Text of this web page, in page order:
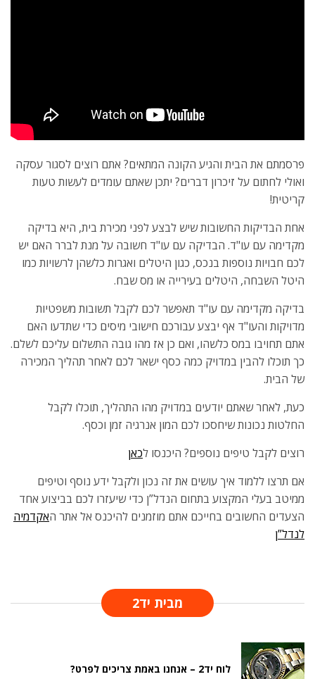
פרסמתם את הבית והגיע הקונה המתאים? אתם רוצים לסגור עסקה
ואולי לחתום על זיכרון דברים? יתכן שאתם עומדים לעשות טעות
קריטית!
אחת הבדיקות החשובות שיש לבצע לפני מכירת בית, היא בדיקה
מקדימה עם עו"ד. הבדיקה עם עו"ד חשובה על מנת לברר האם יש
לכם חבויות נוספות בנכס, כגון היטלים ואגרות כלשהן לרשויות כמו
היטל השבחה, היטלים בעירייה או מס שבח.
בדיקה מקדימה עם עו"ד תאפשר לכם לקבל תשובות משפטיות
מדויקות והעו"ד אף יבצע עבורכם חישובי מיסים כדי שתדעו האם
אתם תחויבו במס כלשהו, ואם כן אז מהו גובה התשלום עליכם לשלם.
כך תוכלו להבין במדויק כמה כסף ישאר לכם לאחר תהליך המכירה
של הבית.
כעת, לאחר שאתם יודעים במדויק מהו התהליך, תוכלו לקבל
החלטות נכונות שיחסכו לכם המון אנרגיה זמן וכסף.
רוצים לקבל טיפים נוספים? היכנסו לכאן
אם תרצו ללמוד איך עושים את זה נכון ולקבל ידע נוסף וטיפים
ממיטב בעלי המקצוע בתחום הנדל”ן כדי שיעזרו לכם בביצוע אחד
הצעדים החשובים בחייכם אתם מוזמנים להיכנס אל אתר האקדמיה
לנדל”ן
מבית יד2
לוח יד2 – אנחנו באמת צריכים לפרט?